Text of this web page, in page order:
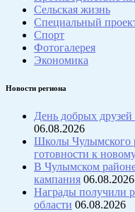
Сельская жизнь
Специальный
Спорт
Фотогалерея
Экономика
Новости региона
День добрых
06.08.2026
Школы Чулымского
готовности к
В Чулымском
кампания 06.08.2026
Награды получили
области 06.08.2026